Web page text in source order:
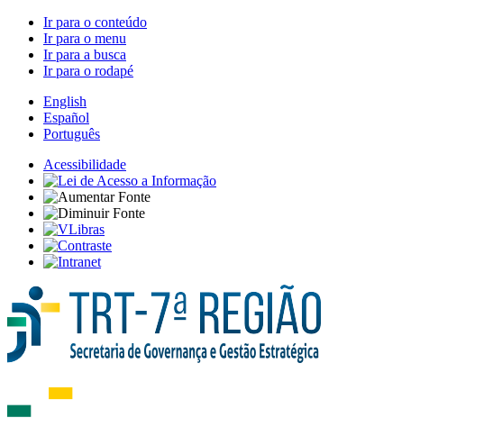
Ir para o conteúdo
Ir para o menu
Ir para a busca
Ir para o rodapé
English
Español
Português
Acessibilidade